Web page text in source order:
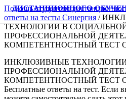
ДИСТАНЦИОННОГО
Помощь студентам
ответы на тесты Синергия /
ТЕХНОЛОГИИ В
ПРОФЕССИОНАЛЬНОЙ
КОМПЕТЕНТНОСТНЫЙ ТЕСТ
ИНКЛЮЗИВНЫЕ
ПРОФЕССИОНАЛЬНОЙ
КОМПЕТЕНТНОСТНЫЙ ТЕСТ
Бесплатные ответы на тест. Если